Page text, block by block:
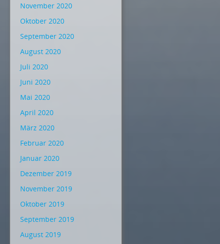
November 2020
Oktober 2020
September 2020
August 2020
Juli 2020
Juni 2020
Mai 2020
April 2020
März 2020
Februar 2020
Januar 2020
Dezember 2019
November 2019
Oktober 2019
September 2019
August 2019